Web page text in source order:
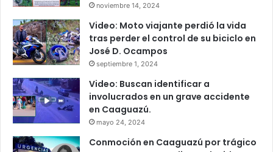
noviembre 14, 2024
Video: Moto viajante perdió la vida
tras perder el control de su biciclo en
José D. Ocampos
septiembre 1, 2024
Video: Buscan identificar a
involucrados en un grave accidente
en Caaguazú.
mayo 24, 2024
Conmoción en Caaguazú por trágico